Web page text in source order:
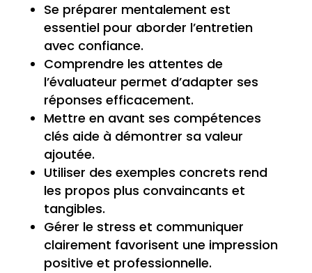
Se préparer mentalement est
essentiel pour aborder l’entretien
avec confiance.
Comprendre les attentes de
l’évaluateur permet d’adapter ses
réponses efficacement.
Mettre en avant ses compétences
clés aide à démontrer sa valeur
ajoutée.
Utiliser des exemples concrets rend
les propos plus convaincants et
tangibles.
Gérer le stress et communiquer
clairement favorisent une impression
positive et professionnelle.